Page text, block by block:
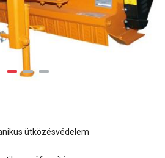
ütközésvédelem